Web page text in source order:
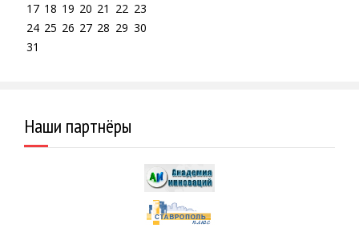
17 18 19 20 21 22 23
24 25 26 27 28 29 30
31
Наши партнёры